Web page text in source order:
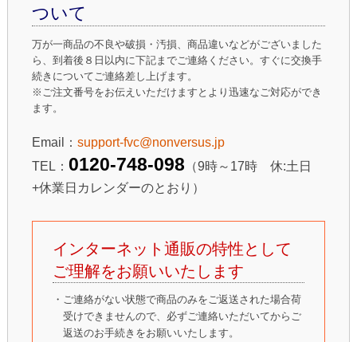
ついて
万が一商品の不良や破損・汚損、商品違いなどがございました
ら、到着後８日以内に下記までご連絡ください。すぐに交換手
続きについてご連絡差し上げます。
※ご注文番号をお伝えいただけますとより迅速なご対応ができ
ます。
Email： support-fvc@nonversus.jp
TEL： 0120-748-098 （9時～17時 休:土日
+休業日カレンダーのとおり）
インターネット通販の特性として
ご理解をお願いいたします
・ご連絡がない状態で商品のみをご返送された場合荷
受けできませんので、必ずご連絡いただいてからご
返送のお手続きをお願いいたします。